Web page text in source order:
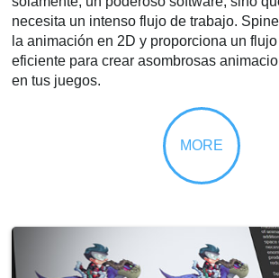
necesita un intenso flujo de trabajo.
la animación en 2D y proporciona un
eficiente para crear asombrosas
en tus juegos.